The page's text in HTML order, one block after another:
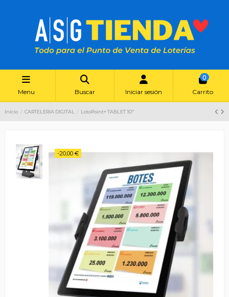
Menu Buscar Iniciar sesión
0
Carrito
Inicio CARTELERIA DIGITAL LotoPoint+ TABLET 10"
-20,00 €